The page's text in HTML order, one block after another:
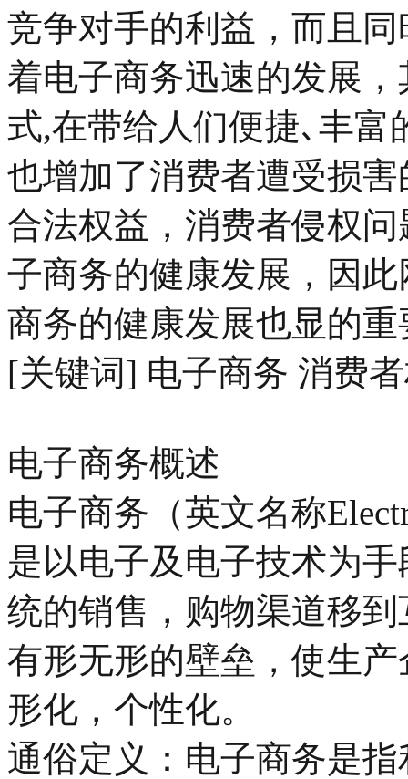
竞争对手的利益，而且
着电子商务迅速的发展
式,在带给人们便捷､丰富
也增加了消费者遭受损
合法权益，消费者侵权
子商务的健康发展，因
商务的健康发展也显的重
[关键词] 电子商务 消费
电子商务概述
电子商务（英文名称
是以电子及电子技术为
统的销售，购物渠道移
有形无形的壁垒，使生
形化，个性化。
通俗定义：电子商务是